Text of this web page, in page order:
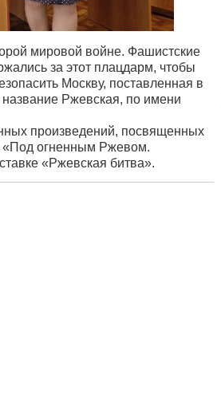
мировой войне. Фашистские
за этот плацдарм, чтобы
Москву, поставленная в
Ржевская, по имени
произведений, посвященных
«Под огненным Ржевом.
«Ржевская битва».